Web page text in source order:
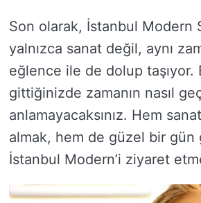
Son olarak, İstanbul Modern
yalnızca sanat değil, aynı
eğlence ile de dolup taşıyor.
gittiğinizde zamanın nasıl
anlamayacaksınız. Hem
almak, hem de güzel bir gün
İstanbul Modern’i ziyaret